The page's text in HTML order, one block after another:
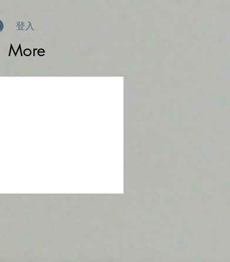
登入
More